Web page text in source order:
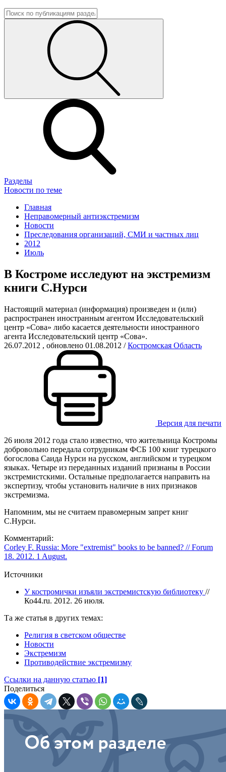
Разделы
Новости по теме
Главная
Неправомерный антиэкстремизм
Новости
Преследования организаций, СМИ и частных лиц
2012
Июль
В Костроме исследуют на экстремизм
книги С.Нурси
Настоящий материал (информация) произведен и (или)
распространен иностранным агентом Исследовательский
центр «Сова» либо касается деятельности иностранного
агента Исследовательский центр «Сова».
26.07.2012 , обновлено 01.08.2012 /Костромская Область
Версия для печати
26 июля 2012 года стало известно, что жительница Костромы
добровольно передала сотрудникам ФСБ 100 книг турецкого
богослова Саида Нурси на русском, английском и турецком
языках. Четыре из переданных изданий признаны в России
экстремистскими. Остальные предполагается направить на
экспертизу, чтобы установить наличие в них признаков
экстремизма.
Напомним, мы не считаем правомерным запрет книг
С.Нурси.
Комментарий:
Corley F. Russia: More "extremist" books to be banned? // Forum
18. 2012. 1 August.
Источники
У костромички изъяли экстремистскую библиотеку //
Ко44.ru. 2012. 26 июля.
Та же статья в других темах:
Религия в светском обществе
Новости
Экстремизм
Противодействие экстремизму
Ссылки на данную статью [1]
Поделиться